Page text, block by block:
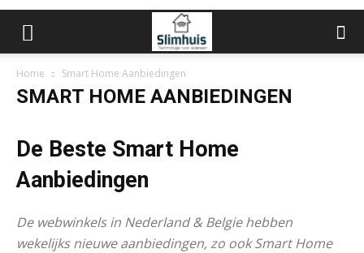
Home Smart Home Aanbiedingen
SMART HOME AANBIEDINGEN
De Beste Smart Home
Aanbiedingen
De webwinkels in Nederland & Belgie hebben
wekelijks nieuwe aanbiedingen, zo ook Smart Home